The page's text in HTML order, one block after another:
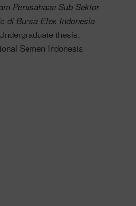
Perusahaan Sub Sektor
di Bursa Efek Indonesia
thesis,
Semen Indonesia